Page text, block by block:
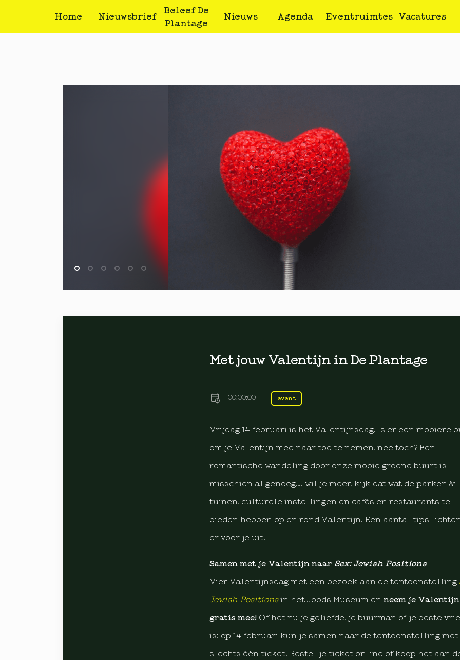
Home Nieuwsbrief
Beleef De
Plantage
Nieuws Agenda Eventruimtes Vacatures
Met jouw Valentijn in De Plantage
00:00:00 event
Vrijdag 14 februari is het Valentijnsdag. Is er een mooiere
om je Valentijn mee naar toe te nemen, nee toch? Een
romantische wandeling door onze mooie groene buurt is
misschien al genoeg…. wil je meer, kijk dat wat de parken &
tuinen, culturele instellingen en cafés en restaurants te
bieden hebben op en rond Valentijn. Een aantal tips
er voor je uit.
Samen met je Valentijn naar Sex: Jewish Positions
Vier Valentijnsdag met een bezoek aan de tentoonstelling
Jewish Positionsin het Joods Museum en neem je Valentijn
gratis mee! Of het nu je geliefde, je buurman of je beste
is: op 14 februari kun je samen naar de tentoonstelling met
slechts één ticket! Bestel je ticket online of koop het aan